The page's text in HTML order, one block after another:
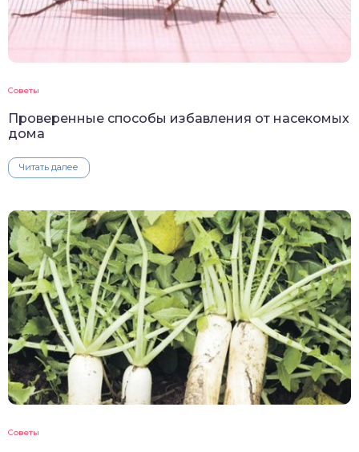
Советы
Проверенные способы избавления от насекомых
дома
Читать далее
Советы